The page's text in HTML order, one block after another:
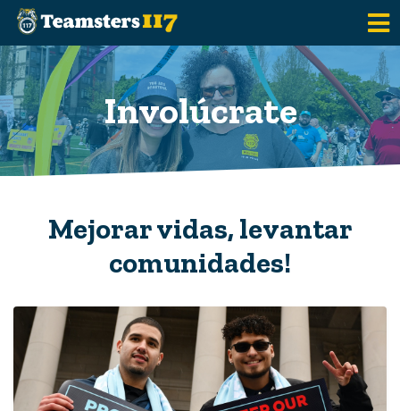
Saltar al contenido principal
Involúcrate
Mejorar vidas, levantar
comunidades!